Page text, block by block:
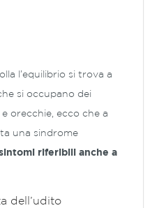
l’equilibrio si trova a
si occupano dei
orecchie, ecco che a
una sindrome
riferibili anche a
dell’udito